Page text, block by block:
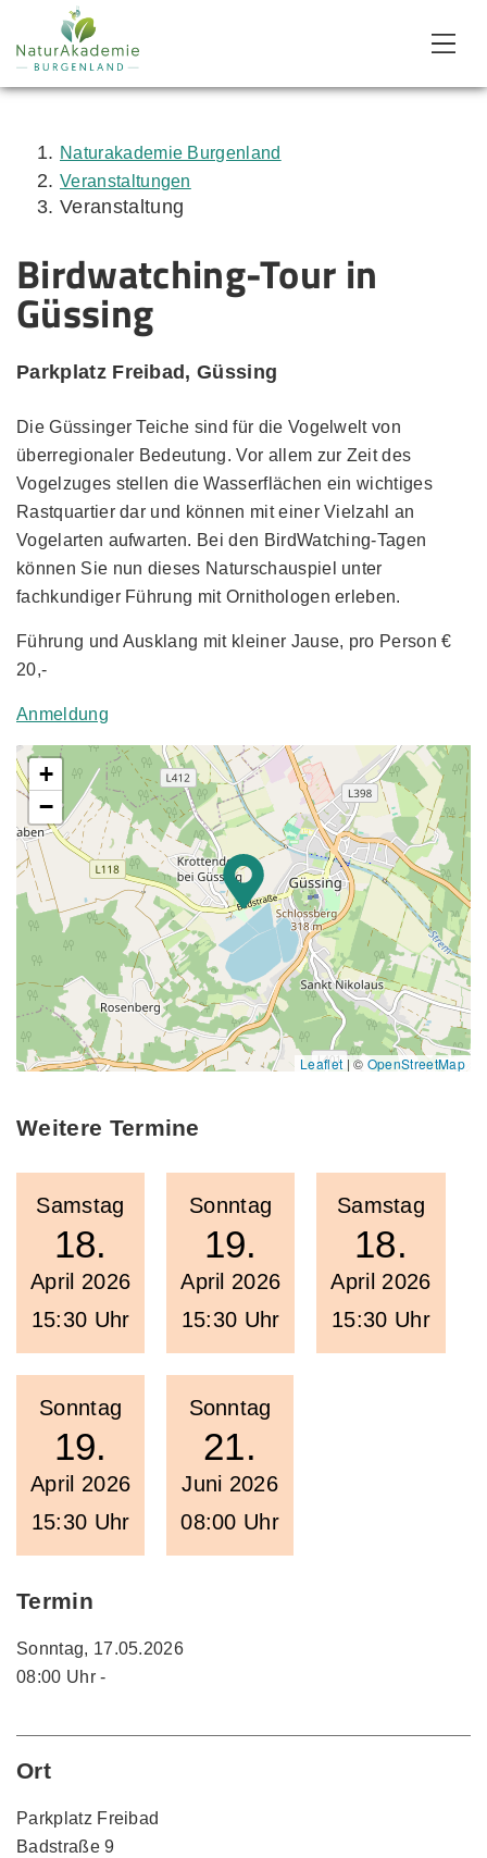
Zum Inhalt
Zum Menü
Zur Suche
Naturakademie Burgenland
Veranstaltungen
Veranstaltung
Birdwatching-Tour in
Güssing
Parkplatz Freibad, Güssing
Die Güssinger Teiche sind für die Vogelwelt von
überregionaler Bedeutung. Vor allem zur Zeit des
Vogelzuges stellen die Wasserflächen ein wichtiges
Rastquartier dar und können mit einer Vielzahl an
Vogelarten aufwarten. Bei den BirdWatching-Tagen
können Sie nun dieses Naturschauspiel unter
fachkundiger Führung mit Ornithologen erleben.
Führung und Ausklang mit kleiner Jause, pro Person €
20,-
Anmeldung
+
−
Leaflet | © OpenStreetMap
Weitere Termine
Samstag
18.
April 2026
15:30 Uhr
Sonntag
19.
April 2026
15:30 Uhr
Samstag
18.
April 2026
15:30 Uhr
Sonntag
19.
April 2026
15:30 Uhr
Sonntag
21.
Juni 2026
08:00 Uhr
Termin
Sonntag, 17.05.2026
08:00 Uhr -
Ort
Parkplatz Freibad
Badstraße 9